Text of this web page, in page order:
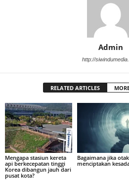
Admin
http://
RELATED ARTICLES
Mengapa stasiun kereta
api berkecepatan tinggi
Korea dibangun jauh dari
pusat kota?
Bagaimana jika
menciptakan